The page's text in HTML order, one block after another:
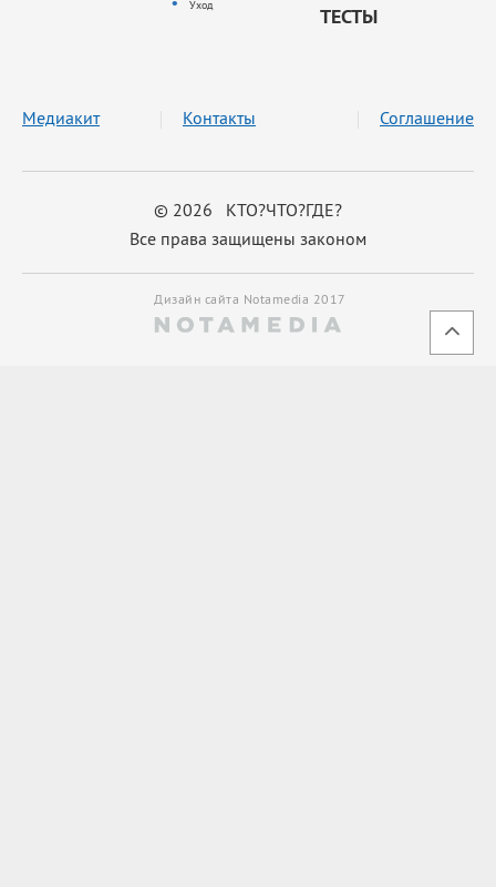
Уход ТЕСТЫ
© 2026 КТО?ЧТО?ГДЕ?
Все права защищены законом
Медиакит Контакты Соглашение
Дизайн сайта Notamedia 2017